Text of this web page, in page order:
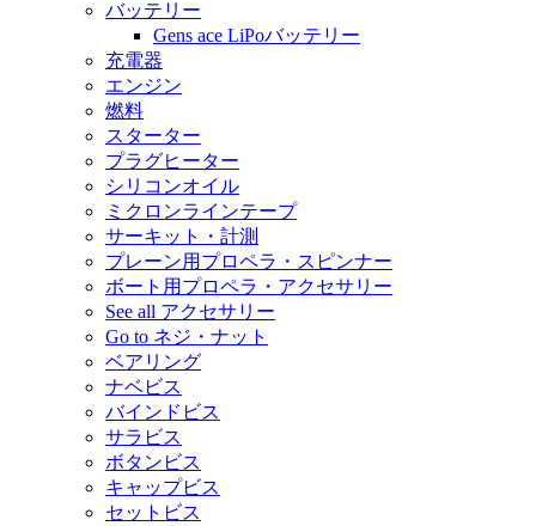
バッテリー
Gens ace LiPoバッテリー
充電器
エンジン
燃料
スターター
プラグヒーター
シリコンオイル
ミクロンラインテープ
サーキット・計測
プレーン用プロペラ・スピンナー
ボート用プロペラ・アクセサリー
See all アクセサリー
Go to ネジ・ナット
ベアリング
ナベビス
バインドビス
サラビス
ボタンビス
キャップビス
セットビス